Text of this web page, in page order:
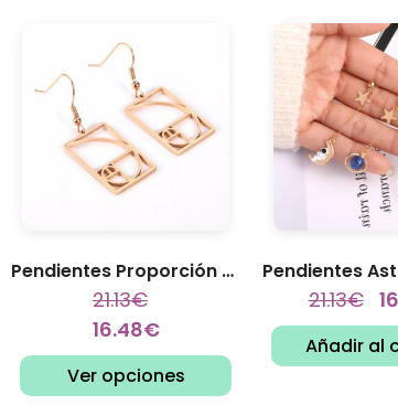
Pendientes Proporción Áurea
21.13€
16.48€
Ver opciones
21.13€
Añadir al